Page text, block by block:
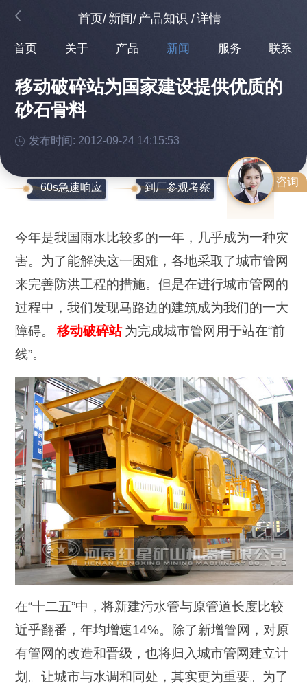
首页/ 新闻/ 产品知识 /详情
首页 关于 产品 新闻 服务 联系
移动破碎站为国家建设提供优质的
砂石骨料
发布时间: 2012-09-24 14:15:53
咨询
60s急速响应 到厂参观考察
今年是我国雨水比较多的一年，几乎成为一种灾
害。为了能解决这一困难，各地采取了城市管网
来完善防洪工程的措施。但是在进行城市管网的
过程中，我们发现马路边的建筑成为我们的一大
障碍。
移动破碎站 为完成城市管网用于站在“前
线”。
在“十二五”中，将新建污水管与原管道长度比较
近乎翻番，年均增速14%。除了新增管网，对原
有管网的改造和晋级，也将归入城市管网建立计
划。让城市与水调和同处，其实更为重要。为了